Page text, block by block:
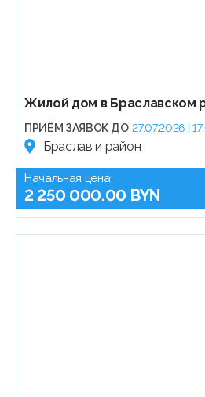
Жилой дом в Браславском
ПРИЁМ ЗАЯВОК ДО 27.07.2026 |
Браслав и район
Начальная цена:
2 250 000.00 BYN